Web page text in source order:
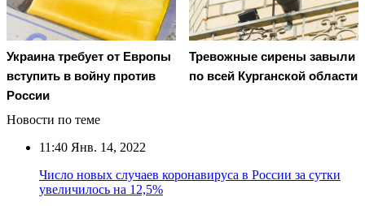
Украина требует от Европы
вступить в войну против
России
Тревожные сирены завыли
по всей Курганской области
Новости по теме
11:40 Янв. 14, 2022
Число новых случаев коронавируса в России за сутки
увеличилось на 12,5%